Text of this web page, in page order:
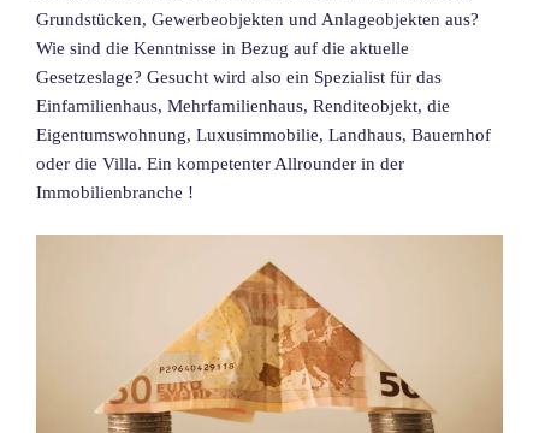
Grundstücken, Gewerbeobjekten und Anlageobjekten aus?
Wie sind die Kenntnisse in Bezug auf die aktuelle
Gesetzeslage? Gesucht wird also ein Spezialist für das
Einfamilienhaus, Mehrfamilienhaus, Renditeobjekt, die
Eigentumswohnung, Luxusimmobilie, Landhaus, Bauernhof
oder die Villa. Ein kompetenter Allrounder in der
Immobilienbranche !